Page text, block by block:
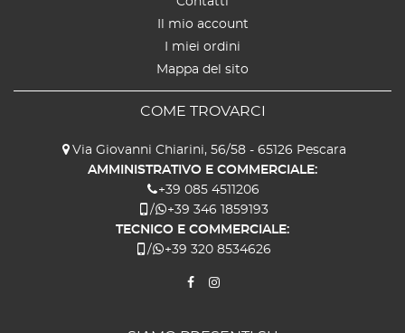
Il mio account
I miei ordini
Mappa del sito
COME TROVARCI
Via Giovanni Chiarini, 56/58 - 65126 Pescara
AMMINISTRATIVO E COMMERCIALE:
+39 085 4511206
/
+39 346 1859193
TECNICO E COMMERCIALE:
/
+39 320 8534626